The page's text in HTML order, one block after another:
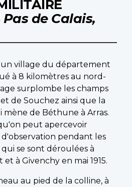
Pas de Calais,
un village du département
à 8 kilomètres au nord-
surplombe les champs
de Souchez ainsi que la
de Béthune à Arras.
peut apercevoir
pendant les
se sont déroulées à
à Givenchy en mai 1915.
au pied de la colline, à